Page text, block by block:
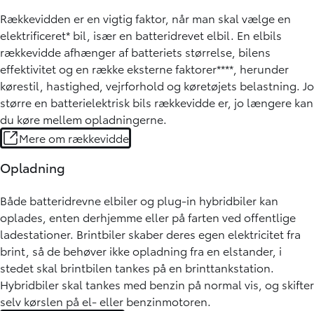
Rækkevidden er en vigtig faktor, når man skal vælge en
elektrificeret* bil, især en batteridrevet elbil. En elbils
rækkevidde afhænger af batteriets størrelse, bilens
effektivitet og en række eksterne faktorer****, herunder
kørestil, hastighed, vejrforhold og køretøjets belastning. Jo
større en batterielektrisk bils rækkevidde er, jo længere kan
du køre mellem opladningerne.
Mere om rækkevidde
Opladning
Både batteridrevne elbiler og plug-in hybridbiler kan
oplades, enten derhjemme eller på farten ved offentlige
ladestationer. Brintbiler skaber deres egen elektricitet fra
brint, så de behøver ikke opladning fra en elstander, i
stedet skal brintbilen tankes på en brinttankstation.
Hybridbiler skal tankes med benzin på normal vis, og skifter
selv kørslen på el- eller benzinmotoren.